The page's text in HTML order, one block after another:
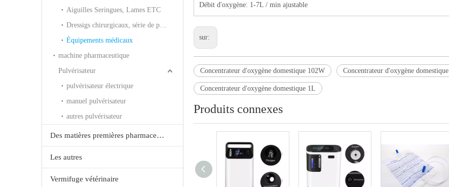
Aiguilles Seringues, Lames ETC
Équipements médicaux
machine pharmaceutique
Pulvérisateur
pulvérisateur électrique
manuel pulvérisateur
autres pulvérisateur
Des matières premières pharmaceutiques et les produits chimiques
Les autres
Vermifuge vétérinaire
Débit d'oxygène: 1-7L / min ajustable
sur:
Concentrateur d'oxygène domestique 102W Concentrateur d'oxygène domestique
Concentrateur d'oxygène domestique 1L
Produits connexes